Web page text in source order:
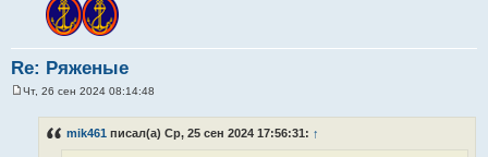
Re: Ряженые
Чт, 26 сен 2024 08:14:48
mik461 писал(а) Ср, 25 сен 2024 17:56:31: ↑